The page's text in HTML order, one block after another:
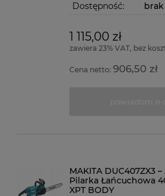
Dostępność:
1 115,00 zł
zawiera 23% VAT, bez
Cena netto:906,50 zł
MAKITA DUC407ZX3
Pilarka Łańcuchowa
XPT BODY